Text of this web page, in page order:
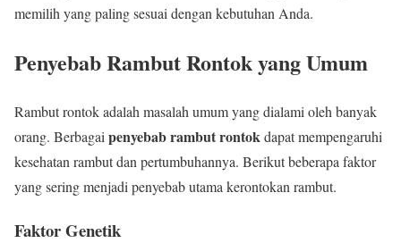
memilih yang paling sesuai dengan kebutuhan Anda.
Penyebab Rambut Rontok yang Umum
Rambut rontok adalah masalah umum yang dialami oleh banyak
orang. Berbagai penyebab rambut rontokdapat mempengaruhi
kesehatan rambut dan pertumbuhannya. Berikut beberapa faktor
yang sering menjadi penyebab utama kerontokan rambut.
Faktor Genetik